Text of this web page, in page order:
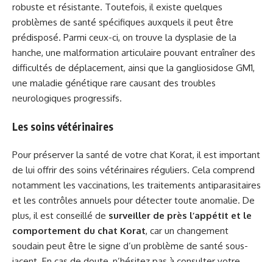
robuste et résistante. Toutefois, il existe quelques
problèmes de santé spécifiques auxquels il peut être
prédisposé. Parmi ceux-ci, on trouve la dysplasie de la
hanche, une malformation articulaire pouvant entraîner des
difficultés de déplacement, ainsi que la gangliosidose GM1,
une maladie génétique rare causant des troubles
neurologiques progressifs.
Les soins vétérinaires
Pour préserver la santé de votre chat Korat, il est important
de lui offrir des soins vétérinaires réguliers. Cela comprend
notamment les vaccinations, les traitements antiparasitaires
et les contrôles annuels pour détecter toute anomalie. De
plus, il est conseillé de surveiller de près l’appétit et le
comportement du chat Korat, car un changement
soudain peut être le signe d’un problème de santé sous-